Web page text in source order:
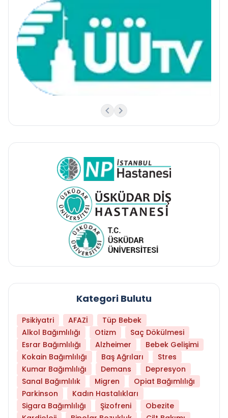
Kategori Bulutu
Psikiyatri AFAZİ
Tüp Bebek
Alkol Bağımlılığı
Otizm
Saç Dökülmesi
Esrar Bağımlılığı
Alzheimer
Bebek Gelişimi
Kokain Bağımlılığı
Baş Ağrıları
Stres
Kumar Bağımlılığı
Demans
Depresyon
Sanal Bağımlılık
Migren
Opiat Bağımlılığı
Parkinson
Kadın Hastalıkları
Sigara Bağımlılığı
Şizofreni
Obezite